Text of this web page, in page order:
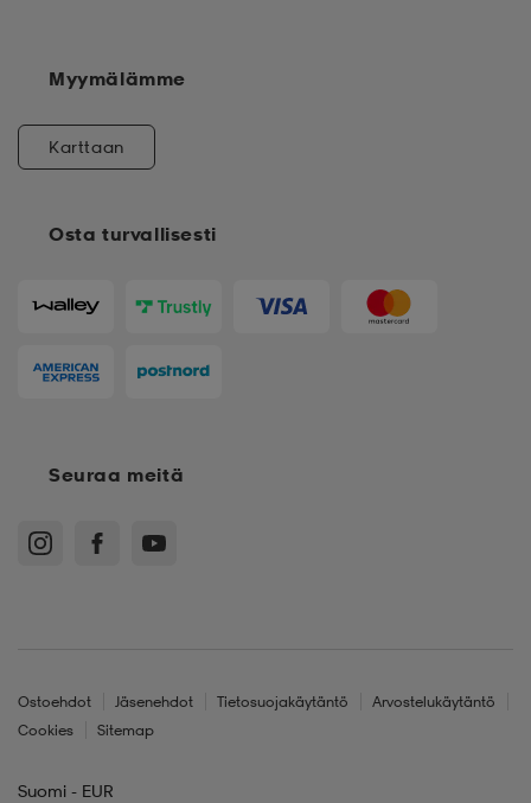
Osta turvallisesti
Myymälämme
Karttaan
Seuraa meitä
Ostoehdot Jäsenehdot Tietosuojakäytäntö
Arvostelukäytäntö
Cookies
Sitemap
Suomi - EUR